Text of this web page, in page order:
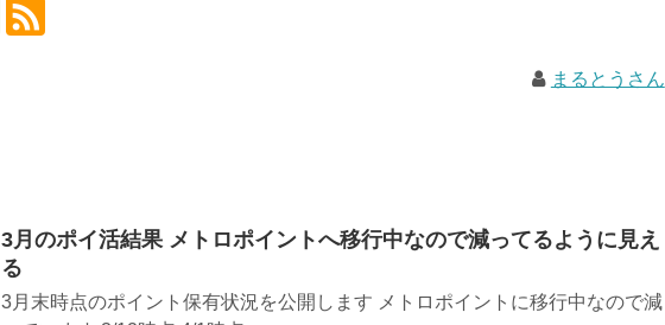
まるとうさん
3月のポイ活結果 メトロポイントへ移行中なので減ってるように見え
る
3月末時点のポイント保有状況を公開します メトロポイントに移行中なので減